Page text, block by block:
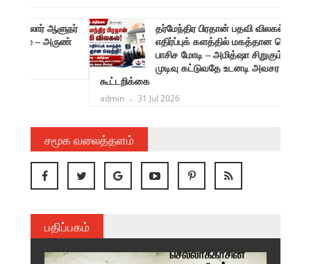
தர்மேந்திர பிரதான் பதவி விலகல்! பாசிச
எதிர்ப்புக் களத்தில் மகத்தான வெற்றி!
பாசிச மோடி – அமித்ஷா சிறுகும்பலாட்சிக்கு
முடிவு கட்டுவதே உடனடி அவசர இலக்கு!
31 Jul 2026
சமூக வலைத்தளம்
பதிப்பகம்